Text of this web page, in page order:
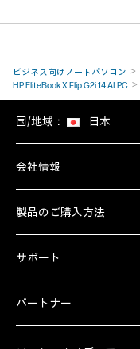
ビジネス向けノートパソコン
HP EliteBook X Flip G2i 14 AI PC
国/地域： 日本
会社情報
製品のご購入方法
サポート
パートナー